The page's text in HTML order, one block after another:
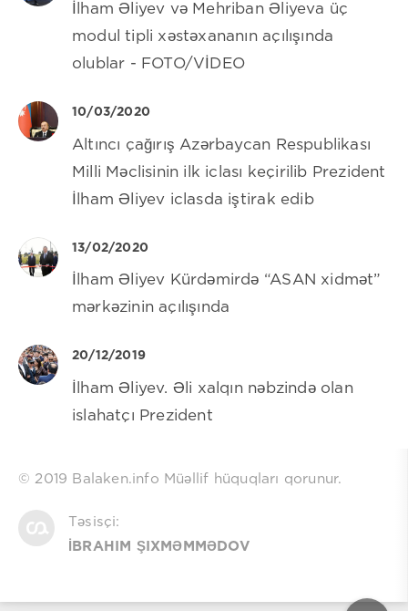
İlham Əliyev və Mehriban Əliyeva üç
modul tipli xəstəxananın açılışında
olublar - FOTO/VİDEO
10/03/2020
Altıncı çağırış Azərbaycan Respublikası
Milli Məclisinin ilk iclası keçirilib Prezident
İlham Əliyev iclasda iştirak edib
13/02/2020
İlham Əliyev Kürdəmirdə “ASAN xidmət”
mərkəzinin açılışında
20/12/2019
İlham Əliyev. Əli xalqın nəbzində olan
islahatçı Prezident
© 2019 Balaken.info Müəllif hüquqları qorunur.
Təsisçi:
İBRAHIM ŞIXMƏMMƏDOV